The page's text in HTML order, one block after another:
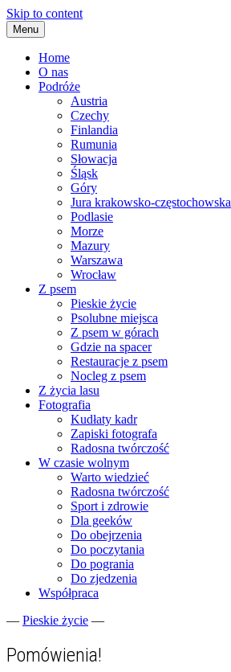
Skip to content
Menu
Home
O nas
Podróże
Austria
Czechy
Finlandia
Rumunia
Słowacja
Śląsk
Góry
Jura krakowsko-częstochowska
Podlasie
Morze
Mazury
Warszawa
Wrocław
Z psem
Pieskie życie
Psolubne miejsca
Z psem w górach
Gdzie na spacer
Restauracje z psem
Nocleg z psem
Z życia lasu
Fotografia
Kudłaty kadr
Zapiski fotografa
Radosna twórczość
W czasie wolnym
Warto wiedzieć
Radosna twórczość
Sport i zdrowie
Dla geeków
Do obejrzenia
Do poczytania
Do pogrania
Do zjedzenia
Współpraca
zgranestado.pl
— Pieskie życie —
Pomówienia!